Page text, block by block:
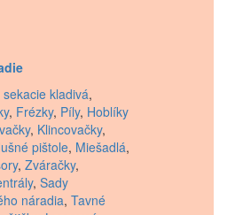
kladivá,
, Frézky, Píly, Hoblíky
, Klincovačky,
pištole, Miešadlá,
, Zváračky,
, Sady
náradia, Tavné